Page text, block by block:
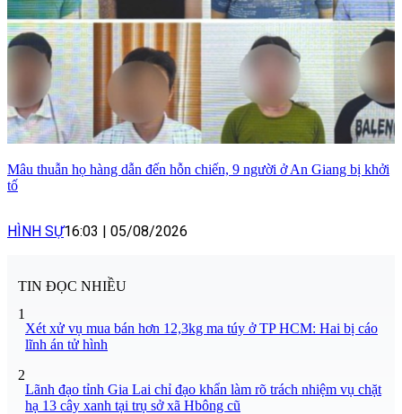
Mâu thuẫn họ hàng dẫn đến hỗn chiến, 9 người ở An Giang bị khởi
tố
HÌNH SỰ16:03 05/08/2026
TIN ĐỌC NHIỀU
1
Xét xử vụ mua bán hơn 12,3kg ma túy ở TP HCM: Hai bị cáo
lĩnh án tử hình
2
Lãnh đạo tỉnh Gia Lai chỉ đạo khẩn làm rõ trách nhiệm vụ chặt
hạ 13 cây xanh tại trụ sở xã Hbông cũ